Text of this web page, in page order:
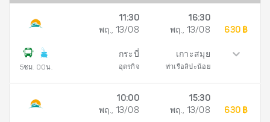
5ชม. 00น.
11:30
พฤ., 13/08
กระบี่
อุตรกิจ
16:30
พฤ., 13/08
เกาะสมุย
ท่าเรือลิปะน้อย
630 ฿
10:00
พฤ., 13/08
15:30
พฤ., 13/08
630 ฿